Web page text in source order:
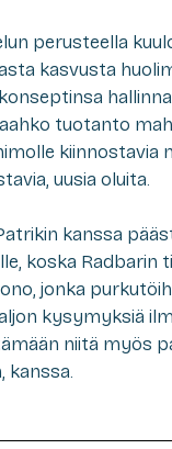
perusteella
kasvusta
tuotanto
kiinnostavia
uusia oluita.
kanssa
koska Radbarin
jonka
kysymyksiä
niitä myös
kanssa.